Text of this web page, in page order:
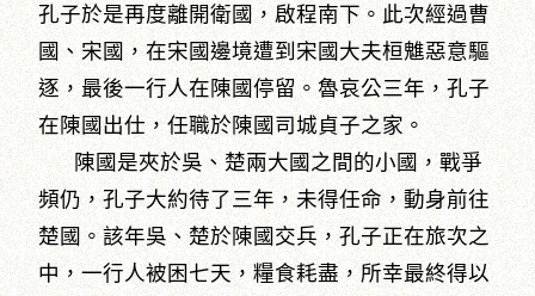
孔子於是再度離開衛國，啟程南下。此次經過曹
國、宋國，在宋國邊境遭到宋國大夫桓魋惡意驅
逐，最後一行人在陳國停留。魯哀公三年，孔子
在陳國出仕，任職於陳國司城貞子之家。
陳國是夾於吳、楚兩大國之間的小國，戰爭
頻仍，孔子大約待了三年，未得任命，動身前往
楚國。該年吳、楚於陳國交兵，孔子正在旅次之
中，一行人被困七天，糧食耗盡，所幸最終得以